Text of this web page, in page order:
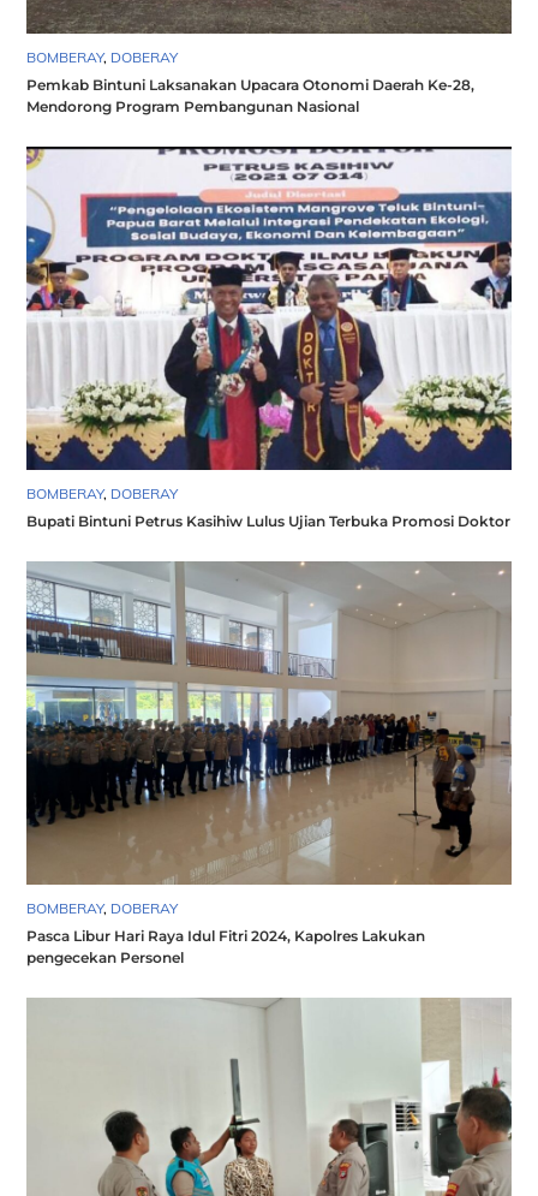
BOMBERAY, DOBERAY
Pemkab Bintuni Laksanakan Upacara Otonomi Daerah Ke-28,
Mendorong Program Pembangunan Nasional
BOMBERAY, DOBERAY
Bupati Bintuni Petrus Kasihiw Lulus Ujian Terbuka Promosi Doktor
BOMBERAY, DOBERAY
Pasca Libur Hari Raya Idul Fitri 2024, Kapolres Lakukan
pengecekan Personel